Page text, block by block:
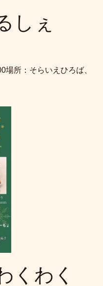
しぇ
場所：そらいえひろば、
くわく